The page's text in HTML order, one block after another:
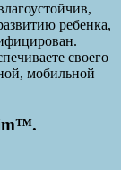
ребенка,
своего
мобильной